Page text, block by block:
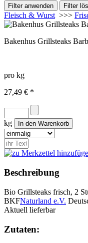
Fleisch & Wurst >>>
Bakenhus Grillsteaks
pro kg
27,49 € *
kg
Beschreibung
Bio Grillsteaks frisch, 2
BKFNaturland e.V.
Aktuell lieferbar
Zutaten: